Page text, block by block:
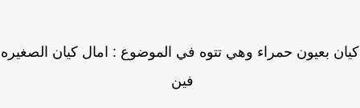
بعيون حمراء وهي تتوه في الموضوع : امال كيان الصغيره
فين